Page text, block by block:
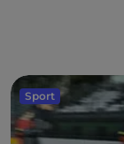
Sport